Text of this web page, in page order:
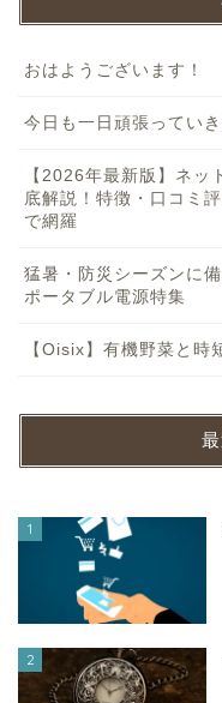
おはようございます！
今日も一日頑張っていき
【2026年最新版】ネ
底解説！特徴・口コミ
で網羅
猛暑・防災シーズンに
ポータブル電源特集
【Oisix】有機野菜と時
1
2